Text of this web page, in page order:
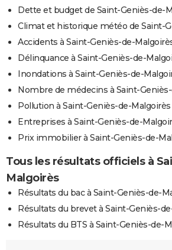
Dette et budget de Saint-Geniès-de-
Climat et historique météo de Saint-
Accidents à Saint-Geniès-de-
Délinquance à Saint-Geniès-de-
Inondations à Saint-Geniès-de-
Nombre de médecins à Saint-
Pollution à Saint-Geniès-de-Malgoirès
Entreprises à Saint-Geniès-de-
Prix immobilier à Saint-Geniès-de-
Tous les résultats officiels à
Malgoirès
Résultats du bac à Saint-Geniès-de-
Résultats du brevet à Saint-Geniès-
Résultats du BTS à Saint-Geniès-de-